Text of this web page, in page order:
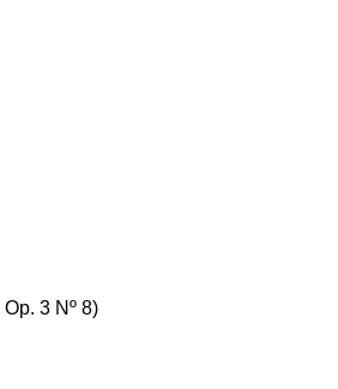
3 Nº 8)